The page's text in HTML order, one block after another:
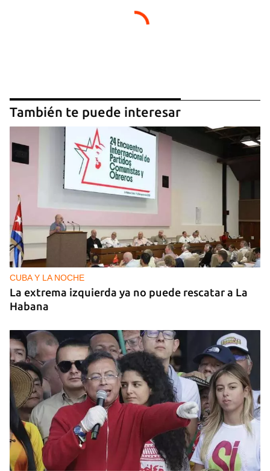
También te puede interesar
CUBA Y LA NOCHE
La extrema izquierda ya no puede rescatar a La
Habana